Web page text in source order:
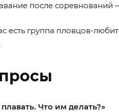
после соревнований
есть группа пловцов-
Что им делать?»